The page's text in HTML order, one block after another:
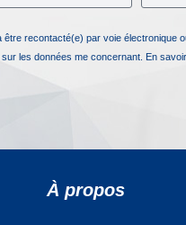
recontacté(e) par voie électronique
les données me concernant. En
À propos